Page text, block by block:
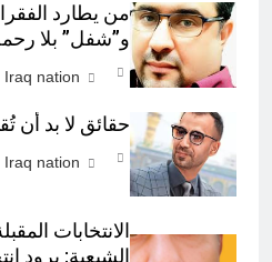
من يطارد
و”شفل” بلا
Iraq nation
حقائق لا بد أن
Iraq nation
الانتخابات
الشيعية: برود